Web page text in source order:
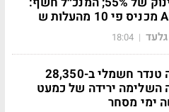
|
18:04
פורד חשפה טנדר חשמלי ב-28,350
השלימה ירידה של כמעט